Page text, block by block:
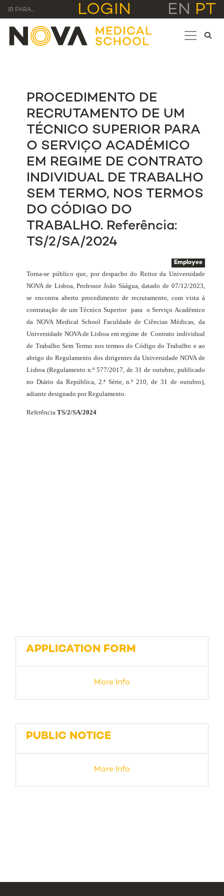
IR PARA... LOGIN EN PT
PROCEDIMENTO DE
RECRUTAMENTO DE UM
TÉCNICO SUPERIOR PARA
O SERVIÇO ACADÉMICO
EM REGIME DE CONTRATO
INDIVIDUAL DE TRABALHO
SEM TERMO, NOS TERMOS
DO CÓDIGO DO
TRABALHO. Referência:
TS/2/SA/2024
Employee
Torna-se público que, por despacho do Reitor da Universidade
NOVA de Lisboa, Professor João Sàágua, datado de 07/12/2023,
se encontra aberto procedimento de recrutamento, com vista à
contratação de um Técnico Superior para o Serviço Académico
da NOVA Medical School Faculdade de Ciências Médicas, da
Universidade NOVA de Lisboa em regime de Contrato individual
de Trabalho Sem Termo nos termos do Código do Trabalho e ao
abrigo do Regulamento dos dirigentes da Universidade NOVA de
Lisboa (Regulamento n.º 577/2017, de 31 de outubro, publicado
no Diário da República, 2.ª Série, n.º 210, de 31 de outubro),
adiante designado por Regulamento.
ReferênciaTS/2/SA/2024
APPLICATION FORM
More Info
PUBLIC NOTICE
More Info